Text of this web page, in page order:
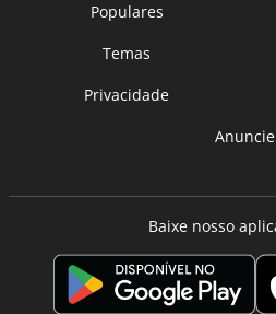
Populares
Temas
Privacidade
Anuncie
Baixe nosso